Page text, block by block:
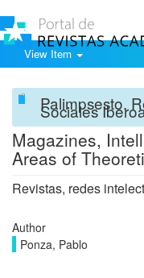
View Item
Palimpsesto.
Sociales
Magazines,
Areas of
Revistas, redes
Author
Ponza, Pablo